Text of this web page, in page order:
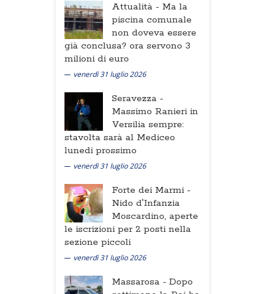
Attualità - Ma la
piscina comunale
non doveva essere
già conclusa? ora servono 3
milioni di euro
venerdì 31 luglio 2026
Seravezza -
Massimo Ranieri in
Versilia sempre:
stavolta sarà al Mediceo
lunedi prossimo
venerdì 31 luglio 2026
Forte dei Marmi -
Nido d'Infanzia
Moscardino, aperte
le iscrizioni per 2 posti nella
sezione piccoli
venerdì 31 luglio 2026
Massarosa - Dopo